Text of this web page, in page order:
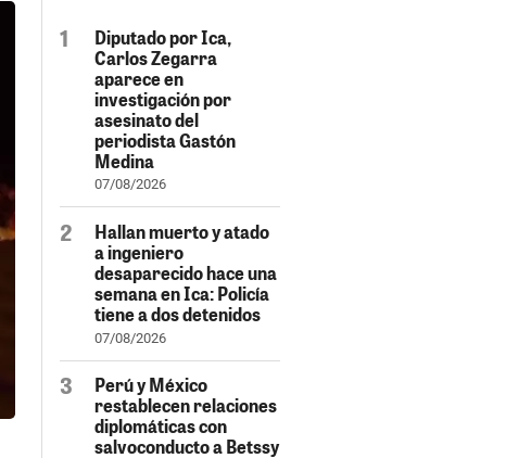
Diputado por Ica,
Carlos Zegarra
aparece en
investigación por
asesinato del
periodista Gastón
Medina
07/08/2026
Hallan muerto y atado
a ingeniero
desaparecido hace una
semana en Ica: Policía
tiene a dos detenidos
07/08/2026
Perú y México
restablecen relaciones
diplomáticas con
salvoconducto a Betssy